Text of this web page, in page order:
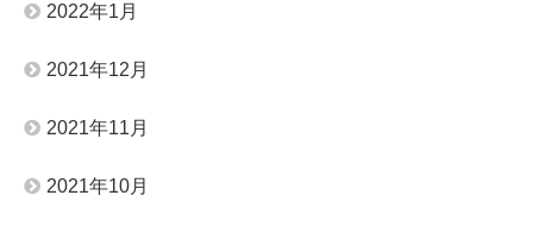
2022年1月
2021年12月
2021年11月
2021年10月